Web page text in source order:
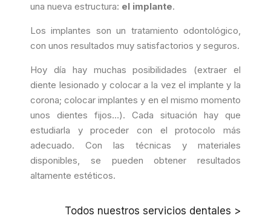
una nueva estructura: el implante.
Los implantes son un tratamiento odontológico,
con unos resultados muy satisfactorios y seguros.
Hoy día hay muchas posibilidades (extraer el
diente lesionado y colocar a la vez el implante y la
corona; colocar implantes y en el mismo momento
unos dientes fijos…). Cada situación hay que
estudiarla y proceder con el protocolo más
adecuado. Con las técnicas y materiales
disponibles, se pueden obtener resultados
altamente estéticos.
Todos nuestros servicios dentales >